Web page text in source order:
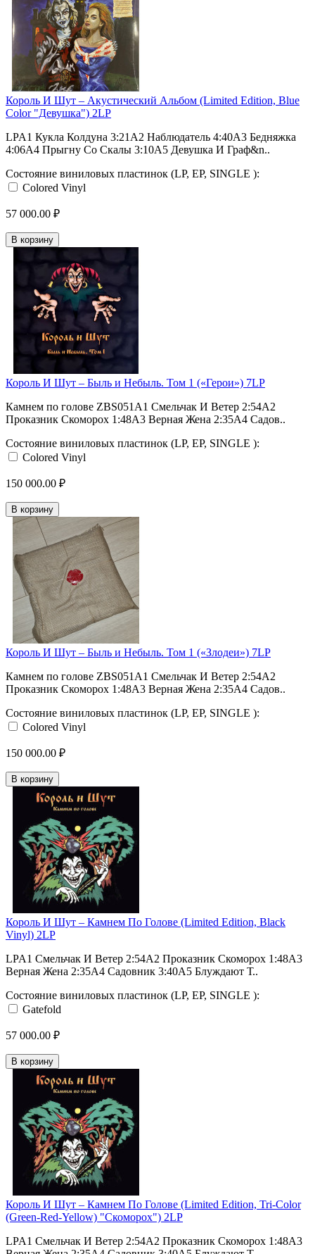
Король И Шут ‎– Акустический Альбом (Limited Edition, Blue
Color "Девушка") 2LP
LPA1 Кукла Колдуна 3:21A2 Наблюдатель 4:40A3 Бедняжка
4:06A4 Прыгну Со Скалы 3:10A5 Девушка И Граф&n..
Состояние виниловых пластинок (LP, EP, SINGLE ):
Colored Vinyl
57 000.00 ₽
В корзину
Король И Шут ‎– Быль и Небыль. Том 1 («Герои») 7LP
Камнем по голове ZBS051A1 Смельчак И Ветер 2:54A2
Проказник Скоморох 1:48A3 Верная Жена 2:35A4 Садов..
Состояние виниловых пластинок (LP, EP, SINGLE ):
Colored Vinyl
150 000.00 ₽
В корзину
Король И Шут ‎– Быль и Небыль. Том 1 («Злодеи») 7LP
Камнем по голове ZBS051A1 Смельчак И Ветер 2:54A2
Проказник Скоморох 1:48A3 Верная Жена 2:35A4 Садов..
Состояние виниловых пластинок (LP, EP, SINGLE ):
Colored Vinyl
150 000.00 ₽
В корзину
Король И Шут ‎– Камнем По Голове (Limited Edition, Black
Vinyl) 2LP
LPA1 Смельчак И Ветер 2:54A2 Проказник Скоморох 1:48A3
Верная Жена 2:35A4 Садовник 3:40A5 Блуждают Т..
Состояние виниловых пластинок (LP, EP, SINGLE ):
Gatefold
57 000.00 ₽
В корзину
Король И Шут ‎– Камнем По Голове (Limited Edition, Tri-Color
(Green-Red-Yellow) "Скоморох") 2LP
LPA1 Смельчак И Ветер 2:54A2 Проказник Скоморох 1:48A3